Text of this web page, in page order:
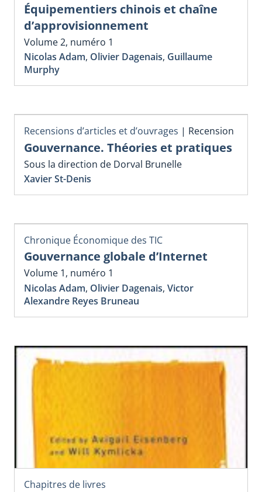
Équipementiers chinois et chaîne
d’approvisionnement
Volume 2, numéro 1
Nicolas Adam, Olivier Dagenais, Guillaume
Murphy
Recensions d’articles et d’ouvrages | Recension
Gouvernance. Théories et pratiques
Sous la direction de Dorval Brunelle
Xavier St-Denis
Chronique Économique des TIC
Gouvernance globale d’Internet
Volume 1, numéro 1
Nicolas Adam, Olivier Dagenais, Victor
Alexandre Reyes Bruneau
Chapitres de livres